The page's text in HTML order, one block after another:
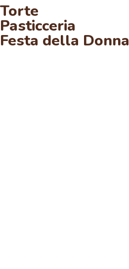
Torte
Pasticceria
Festa della Donna